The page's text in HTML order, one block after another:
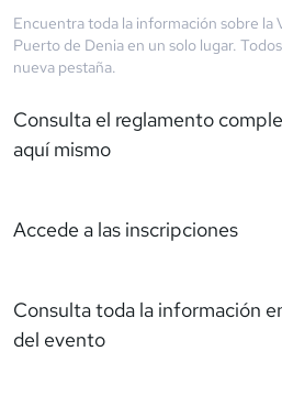
Encuentra toda la información sobre la
Puerto de Denia en un solo lugar.
nueva pestaña.
Consulta el reglamento
aquí mismo
Accede a las inscripciones
Consulta toda la información
del evento